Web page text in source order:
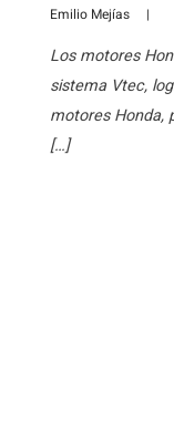
Emilio Mejías |
Los motores
sistema Vtec,
motores Honda,
[…]